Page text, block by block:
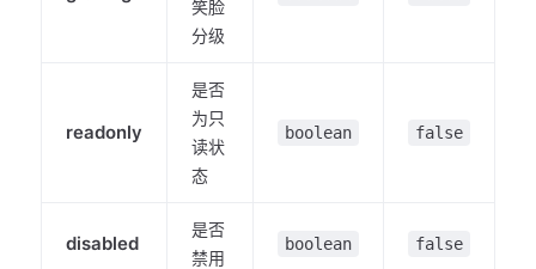
笑脸
分级
readonly
是否
为只
读状
态
boolean false
disabled
是否
禁用
boolean false